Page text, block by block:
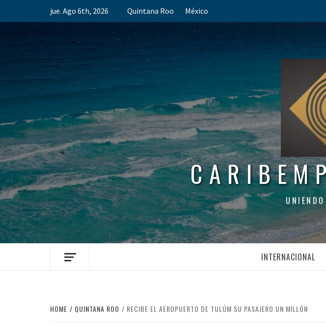
jue. Ago 6th, 2026 Quintana Roo México
INTERNACIONAL
HOME QUINTANA ROO RECIBE EL AEROPUERTO DE TULÚM SU PASAJERO UN MILLÓN